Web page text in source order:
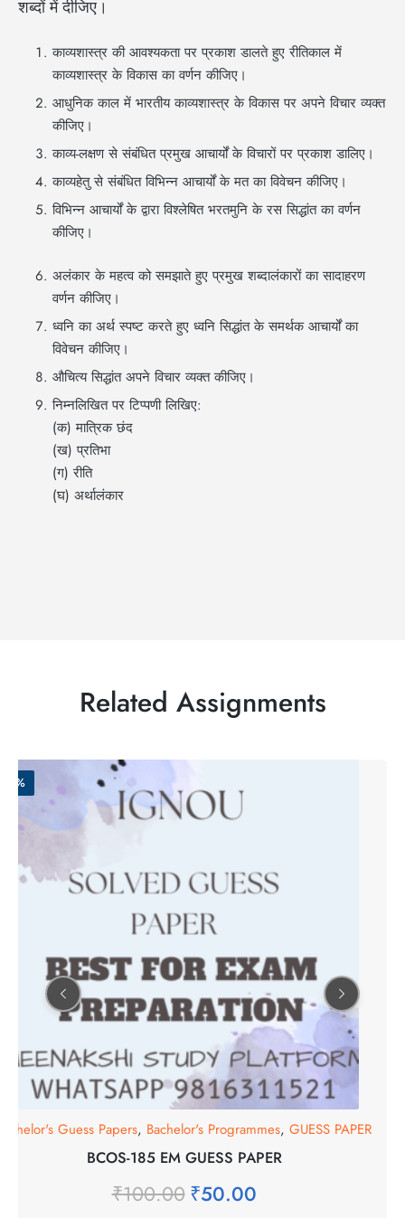
शब्दों में दीजिए।
काव्यशास्त्र की आवश्यकता पर प्रकाश डालते हुए रीतिकाल में
काव्यशास्त्र के विकास का वर्णन कीजिए।
आधुनिक काल में भारतीय काव्यशास्त्र के विकास पर अपने विचार व्यक्त
कीजिए।
काव्य-लक्षण से संबंधित प्रमुख आचार्यों के विचारों पर प्रकाश डालिए।
काव्यहेतु से संबंधित विभिन्न आचार्यों के मत का विवेचन कीजिए।
विभिन्न आचार्यों के द्वारा विश्लेषित भरतमुनि के रस सिद्धांत का वर्णन
कीजिए।
अलंकार के महत्व को समझाते हुए प्रमुख शब्दालंकारों का सादाहरण
वर्णन कीजिए।
ध्वनि का अर्थ स्पष्ट करते हुए ध्वनि सिद्धांत के समर्थक आचार्यों का
विवेचन कीजिए।
औचित्य सिद्धांत अपने विचार व्यक्त कीजिए।
निम्नलिखित पर टिप्पणी लिखिए:
(क) मात्रिक छंद
(ख) प्रतिभा
(ग) रीति
(घ) अर्थालंकार
Related Assignments
Guess Papers, Bachelor's Programmes, GUESS PAPER
BCOS-185 EM GUESS PAPER
₹100.00 ₹50.00